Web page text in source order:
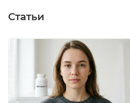
Статьи